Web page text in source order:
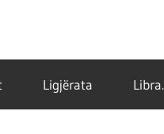
Ligjërata